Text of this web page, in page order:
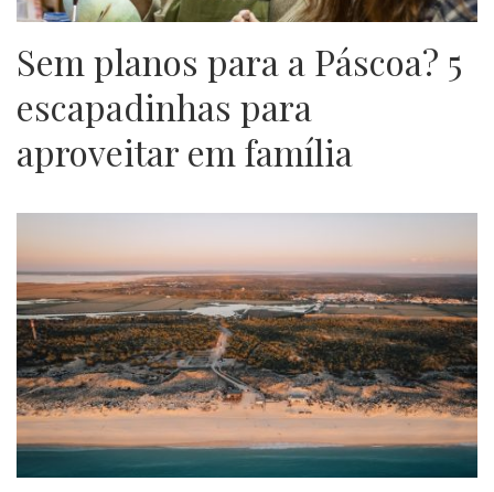
Sem planos para a Páscoa? 5
escapadinhas para
aproveitar em família